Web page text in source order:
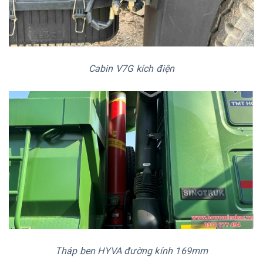
Cabin V7G kích điện
Tháp ben HYVA đường kính 169mm